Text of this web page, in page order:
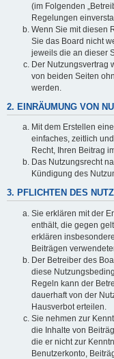
(im Folgenden
Regelungen
Wenn Sie mit diesen
Sie das Board nicht
jeweils die an dieser
Der Nutzungsvertrag
von beiden Seiten
werden.
2. EINRÄUMUNG VON
Mit dem Erstellen
einfaches, zeitlich
Recht, Ihren Beitrag
Das Nutzungsrecht
Kündigung des
3. PFLICHTEN DES
Sie erklären mit der
enthält, die gegen
erklären
Beiträgen
Der Betreiber des
diese
Regeln kann der
dauerhaft von der
Hausverbot erteilen.
Sie nehmen zur
die Inhalte von
die er nicht zur
Benutzerkonto,